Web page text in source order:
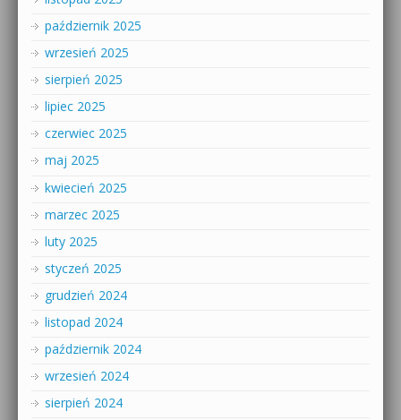
październik 2025
wrzesień 2025
sierpień 2025
lipiec 2025
czerwiec 2025
maj 2025
kwiecień 2025
marzec 2025
luty 2025
styczeń 2025
grudzień 2024
listopad 2024
październik 2024
wrzesień 2024
sierpień 2024